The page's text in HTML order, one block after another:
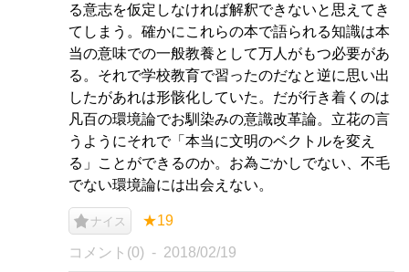
る意志を仮定しなければ解釈できないと思えてき
てしまう。確かにこれらの本で語られる知識は本
当の意味での一般教養として万人がもつ必要があ
る。それで学校教育で習ったのだなと逆に思い出
したがあれは形骸化していた。だが行き着くのは
凡百の環境論でお馴染みの意識改革論。立花の言
うようにそれで「本当に文明のベクトルを変え
る」ことができるのか。お為ごかしでない、不毛
でない環境論には出会えない。
ナイス ★19
コメント(0) 2018/02/19